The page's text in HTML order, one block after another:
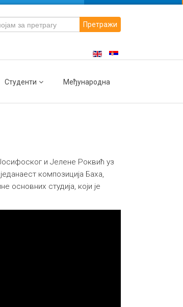
Претражи
Студенти Међународна
и Јелене Роквић уз
композиција Баха,
основних студија, који је